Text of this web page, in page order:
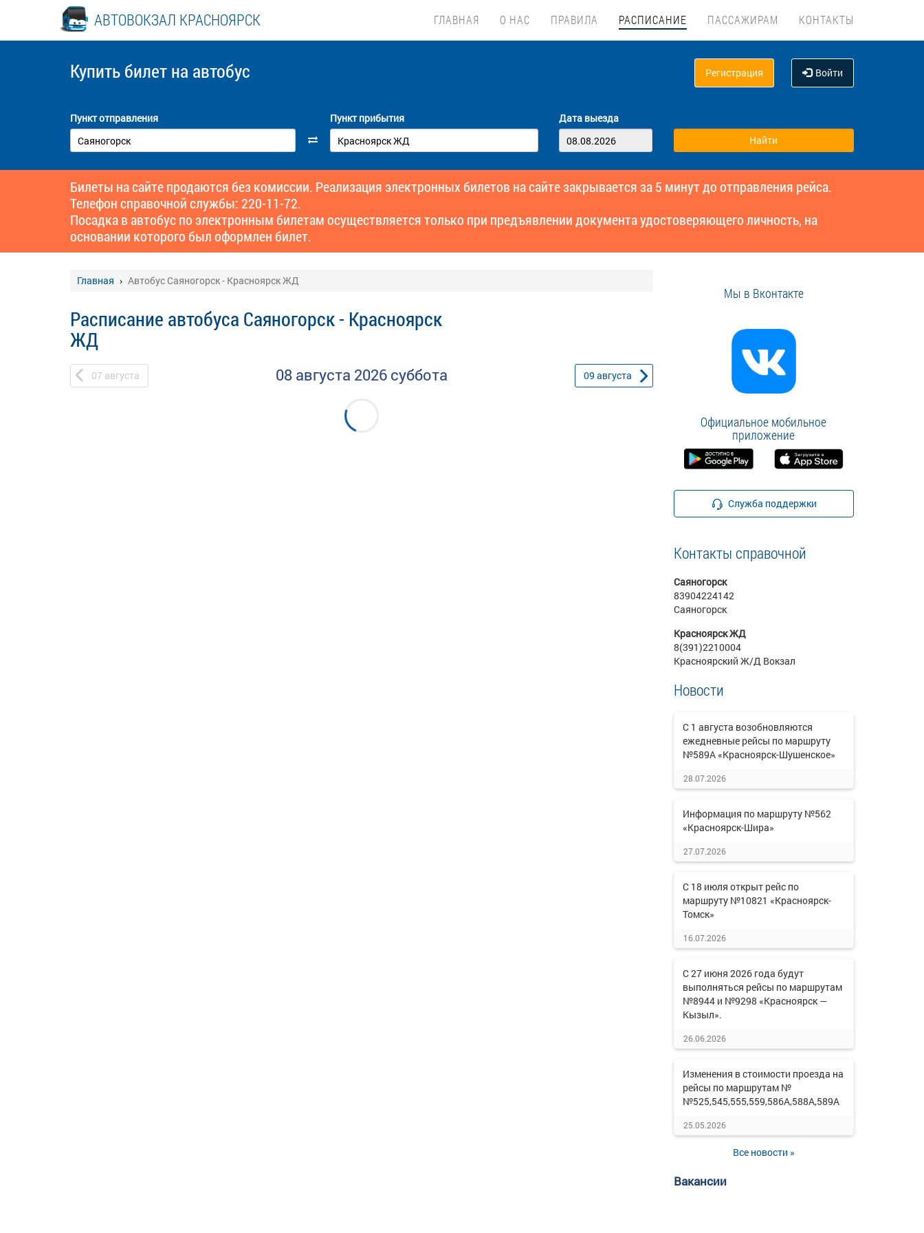
АВТОВОКЗАЛ КРАСНОЯРСК ГЛАВНАЯ О НАС ПРАВИЛА РАСПИСАНИЕ ПАССАЖИРАМ КОНТАКТЫ
Купить билет на автобус Регистрация Войти
Пункт отправления Пункт прибытия Дата выезда
Билеты на сайте продаются без комиссии. Реализация электронных билетов на сайте закрывается за 5 минут до отправления рейса.
Телефон справочной службы: 220-11-72.
Посадка в автобус по электронным билетам осуществляется только при предъявлении документа удостоверяющего личность, на
основании которого был оформлен билет.
Главная Автобус Саяногорск - Красноярск ЖД
Расписание автобуса Саяногорск - Красноярск
ЖД
07 августа 08 августа 2026 суббота 09 августа
Мы в Вконтакте
Официальное мобильное
приложение
Служба поддержки
Контакты справочной
Саяногорск
83904224142
Саяногорск
Красноярск ЖД
8(391)2210004
Красноярский Ж/Д Вокзал
Новости
С 1 августа возобновляются
ежедневные рейсы по маршруту
№589А «Красноярск-Шушенское»
28.07.2026
Информация по маршруту №562
«Красноярск-Шира»
27.07.2026
С 18 июля открыт рейс по
маршруту №10821 «Красноярск-
Томск»
16.07.2026
С 27 июня 2026 года будут
выполняться рейсы по маршрутам
№8944 и №9298 «Красноярск —
Кызыл».
26.06.2026
Изменения в стоимости проезда на
рейсы по маршрутам №
№525,545,555,559,586А,588А,589А
25.05.2026
Все новости »
Вакансии